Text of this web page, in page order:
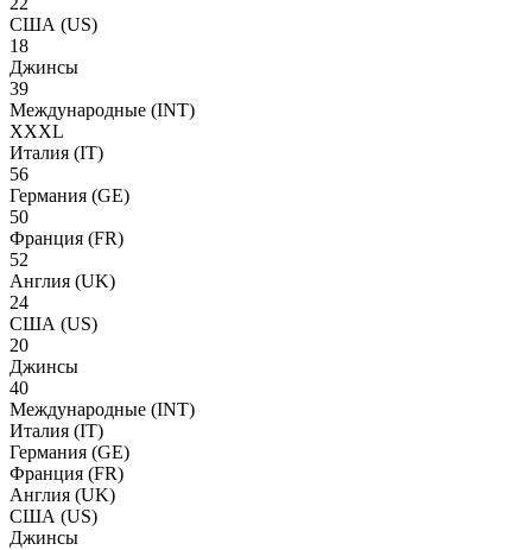
США (US)
18
Джинсы
39
Международные (INT)
XXXL
Италия (IT)
56
Германия (GE)
50
Франция (FR)
52
Англия (UK)
24
США (US)
20
Джинсы
40
Международные (INT)
Италия (IT)
Германия (GE)
Франция (FR)
Англия (UK)
США (US)
Джинсы